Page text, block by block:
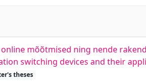
mõõtmised ning nende
switching devices and their
theses